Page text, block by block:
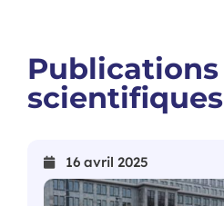
Publications
scientifiques
16 avril 2025